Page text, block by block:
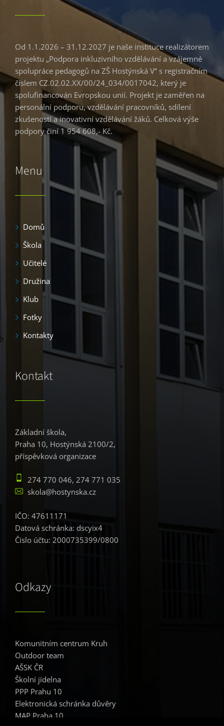
Od 1.1.2026 – 31.12.2027 je naše instituce realizátorem
projektu „Podpora inkluzivního vzdělávání a vzájemné
spolupráce pedagogů na ZŠ Hostýnská V“ s registračním
číslem CZ.02.02.XX/00/24_034/0017042, který je
spolufinancován Evropskou unií. Projekt je zaměřen na
personální podporu, vzdělávání pracovníků, sdílení
zkušeností a inovativní vzdělávání žáků. Celková výše
podpory činí 1 954 608,- Kč.
Menu
Domů
Škola
Učitelé
Družina
Klub
Fotky
Kontakty
Kontakt
Základní škola,
Praha 10, Hostýnská 2100/2,
příspěvková organizace
274 770 046, 274 771 035
skola@hostynska.cz
IČO: 47611171
Datová schránka: dscyix4
Číslo účtu: 2000735399/0800
Odkazy
Komunitním centrum Kruh
Outdoor team
AŠSK ČR
Školní jídelna
PPP Prahu 10
Elektronická schránka důvěry
MAP Praha 10